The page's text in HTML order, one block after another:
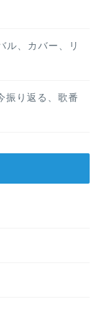
ル、カバー、リ
振り返る、歌番